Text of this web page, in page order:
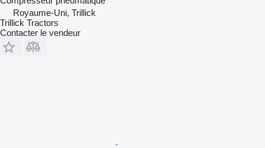
Royaume-Uni, Trillick
Trillick Tractors
Contacter le vendeur